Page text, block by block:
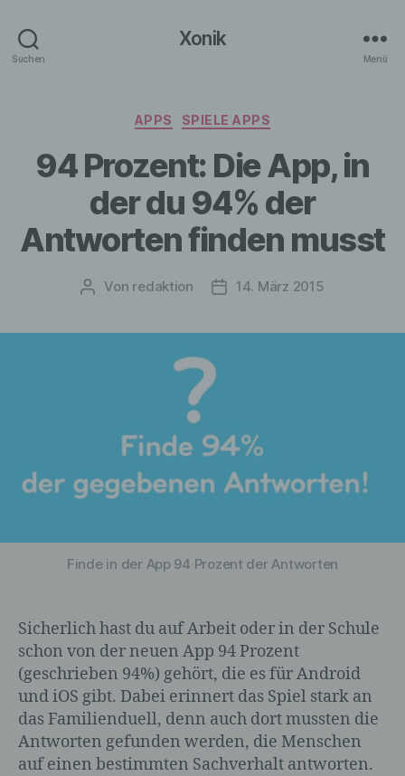
Suchen
Xonik
Menü
Kategorien
APPS SPIELE APPS
94 Prozent: Die App, in
der du 94% der
Antworten finden musst
Beitragsautor
Von redaktion Veröffentlichungsdatum
14. März 2015
Finde in der App 94 Prozent der Antworten
Sicherlich hast du auf Arbeit oder in der Schule
schon von der neuen App 94 Prozent
(geschrieben 94%) gehört, die es für Android
und iOS gibt. Dabei erinnert das Spiel stark an
das Familienduell, denn auch dort mussten die
Antworten gefunden werden, die Menschen
auf einen bestimmten Sachverhalt antworten.